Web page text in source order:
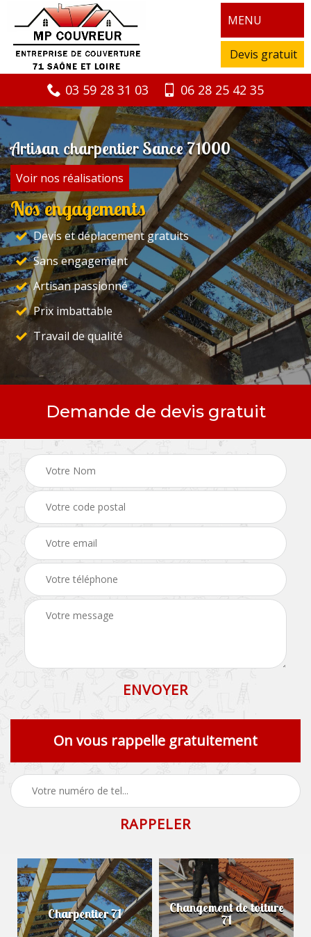
MENU
Devis gratuit
03 59 28 31 03 06 28 25 42 35
Artisan charpentier Sance 71000
Voir nos réalisations
Nos engagements
Devis et déplacement gratuits
Sans engagement
Artisan passionné
Prix imbattable
Travail de qualité
Demande de devis gratuit
On vous rappelle gratuitement
Charpentier 71 Changement de toiture
71